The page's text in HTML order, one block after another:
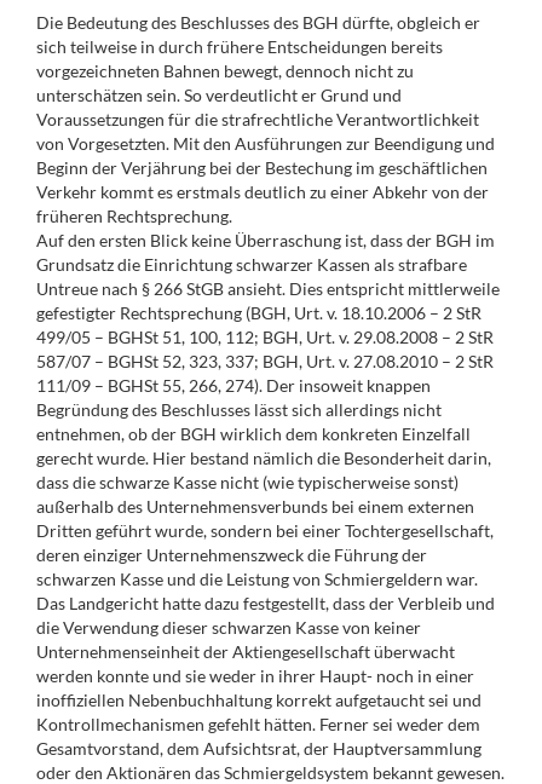
Die Bedeutung des Beschlusses des BGH dürfte, obgleich er
sich teilweise in durch frühere Entscheidungen bereits
vorgezeichneten Bahnen bewegt, dennoch nicht zu
unterschätzen sein. So verdeutlicht er Grund und
Voraussetzungen für die strafrechtliche Verantwortlichkeit
von Vorgesetzten. Mit den Ausführungen zur Beendigung und
Beginn der Verjährung bei der Bestechung im geschäftlichen
Verkehr kommt es erstmals deutlich zu einer Abkehr von der
früheren Rechtsprechung.
Auf den ersten Blick keine Überraschung ist, dass der BGH im
Grundsatz die Einrichtung schwarzer Kassen als strafbare
Untreue nach § 266 StGB ansieht. Dies entspricht mittlerweile
gefestigter Rechtsprechung (BGH, Urt. v. 18.10.2006 – 2 StR
499/05 – BGHSt 51, 100, 112; BGH, Urt. v. 29.08.2008 – 2 StR
587/07 – BGHSt 52, 323, 337; BGH, Urt. v. 27.08.2010 – 2 StR
111/09 – BGHSt 55, 266, 274). Der insoweit knappen
Begründung des Beschlusses lässt sich allerdings nicht
entnehmen, ob der BGH wirklich dem konkreten Einzelfall
gerecht wurde. Hier bestand nämlich die Besonderheit darin,
dass die schwarze Kasse nicht (wie typischerweise sonst)
außerhalb des Unternehmensverbunds bei einem externen
Dritten geführt wurde, sondern bei einer Tochtergesellschaft,
deren einziger Unternehmenszweck die Führung der
schwarzen Kasse und die Leistung von Schmiergeldern war.
Das Landgericht hatte dazu festgestellt, dass der Verbleib und
die Verwendung dieser schwarzen Kasse von keiner
Unternehmenseinheit der Aktiengesellschaft überwacht
werden konnte und sie weder in ihrer Haupt- noch in einer
inoffiziellen Nebenbuchhaltung korrekt aufgetaucht sei und
Kontrollmechanismen gefehlt hätten. Ferner sei weder dem
Gesamtvorstand, dem Aufsichtsrat, der Hauptversammlung
oder den Aktionären das Schmiergeldsystem bekannt gewesen.